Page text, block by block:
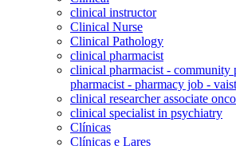
clinical instructor
Clinical Nurse
Clinical Pathology
clinical pharmacist
clinical pharmacist - community
pharmacist - pharmacy job -
clinical researcher associate
clinical specialist in psychiatry
Clínicas
Clínicas e Lares